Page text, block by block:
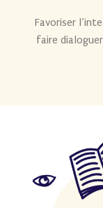
Favoriser
faire